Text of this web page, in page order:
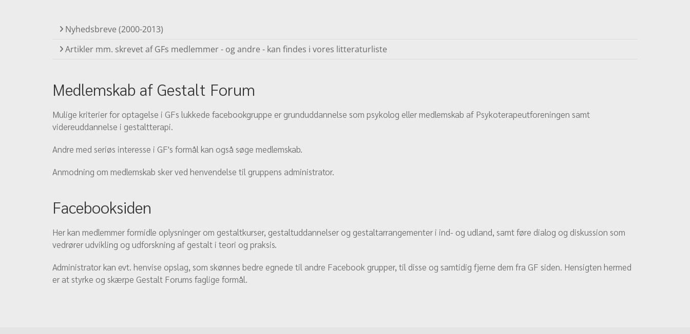
Nyhedsbreve (2000-2013)
Artikler mm. skrevet af GFs medlemmer - og andre - kan findes i vores litteraturliste
Medlemskab af Gestalt Forum
Mulige kriterier for optagelse i GFs lukkede facebookgruppe er grunduddannelse som psykolog eller medlemskab af Psykoterapeutforeningen samt
videreuddannelse i gestaltterapi.
Andre med seriøs interesse i GF's formål kan også søge medlemskab.
Anmodning om medlemskab sker ved henvendelse til gruppens administrator.
Facebooksiden
Her kan medlemmer formidle oplysninger om gestaltkurser, gestaltuddannelser og gestaltarrangementer i ind- og udland, samt føre dialog og diskussion som
vedrører udvikling og udforskning af gestalt i teori og praksis.
Administrator kan evt. henvise opslag, som skønnes bedre egnede til andre Facebook grupper, til disse og samtidig fjerne dem fra GF siden. Hensigten hermed
er at styrke og skærpe Gestalt Forums faglige formål.